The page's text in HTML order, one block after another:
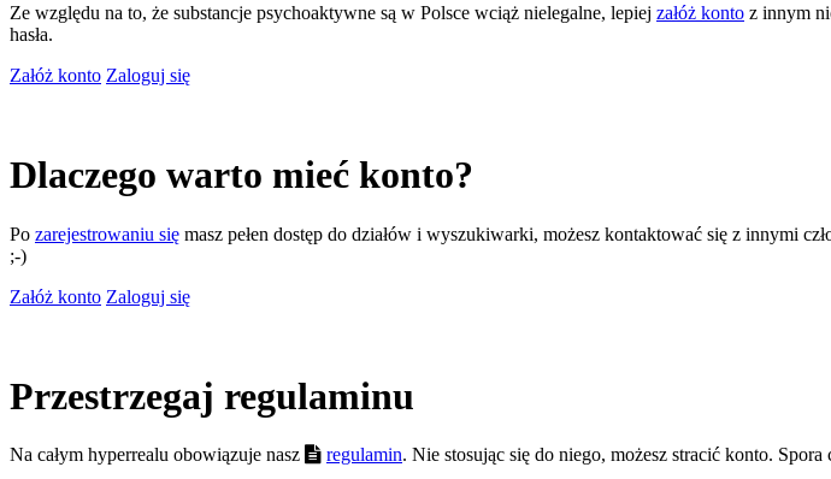
Ze względu na to, że substancje psychoaktywne są w Polsce wciąż nielegalne, lepiej załóż konto z innym
hasła.
Załóż konto Zaloguj się
Dlaczego warto mieć konto?
Po zarejestrowaniu się masz pełen dostęp do działów i wyszukiwarki, możesz kontaktować się z innymi
;-)
Załóż konto Zaloguj się
Przestrzegaj regulaminu
Na całym hyperrealu obowiązuje nasz regulamin. Nie stosując się do niego, możesz stracić konto.